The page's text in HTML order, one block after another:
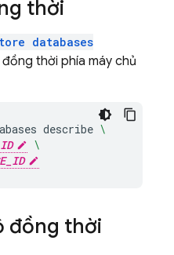
thời
databases
thời phía máy chủ
describe \
\
đồng thời